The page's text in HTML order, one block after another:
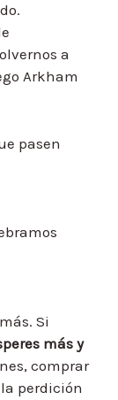
a
Arkham
pasen
Si
más y
comprar
perdición